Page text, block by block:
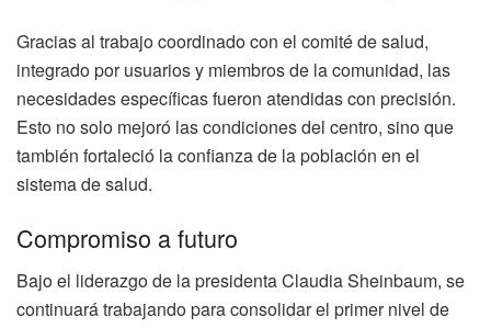
Gracias al trabajo coordinado con el comité de salud,
integrado por usuarios y miembros de la comunidad, las
necesidades específicas fueron atendidas con precisión.
Esto no solo mejoró las condiciones del centro, sino que
también fortaleció la confianza de la población en el
sistema de salud.
Compromiso a futuro
Bajo el liderazgo de la presidenta Claudia Sheinbaum, se
continuará trabajando para consolidar el primer nivel de